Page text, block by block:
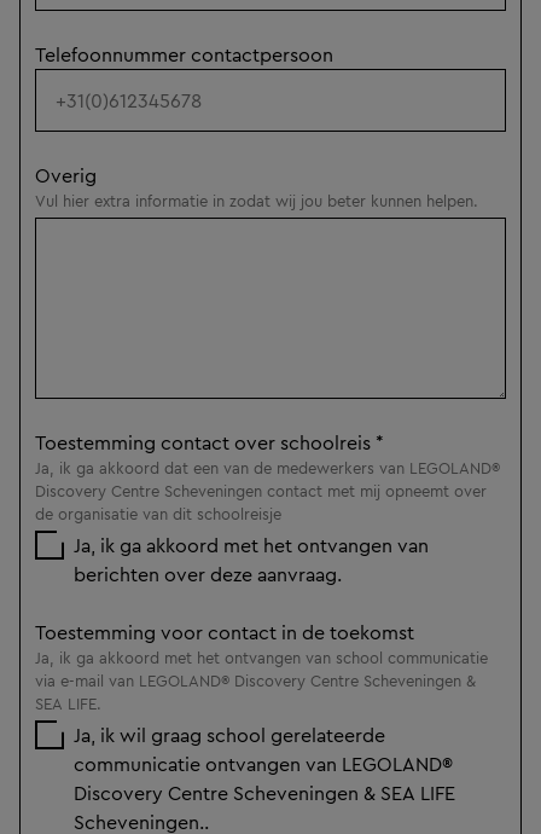
Telefoonnummer contactpersoon
Overig
Vul hier extra informatie in zodat wij jou beter kunnen helpen.
Toestemming contact over schoolreis *
Ja, ik ga akkoord dat een van de medewerkers van LEGOLAND®
Discovery Centre Scheveningen contact met mij opneemt over
de organisatie van dit schoolreisje
Ja, ik ga akkoord met het ontvangen van
berichten over deze aanvraag.
Toestemming voor contact in de toekomst
Ja, ik ga akkoord met het ontvangen van school communicatie
via e-mail van LEGOLAND® Discovery Centre Scheveningen &
SEA LIFE.
Ja, ik wil graag school gerelateerde
communicatie ontvangen van LEGOLAND®
Discovery Centre Scheveningen & SEA LIFE
Scheveningen..